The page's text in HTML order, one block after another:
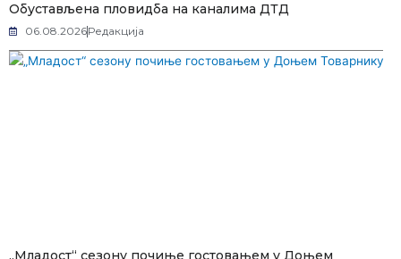
Обустављена пловидба на каналима ДТД
06.08.2026Редакција
„Младост“ сезону почиње гостовањем у Доњем